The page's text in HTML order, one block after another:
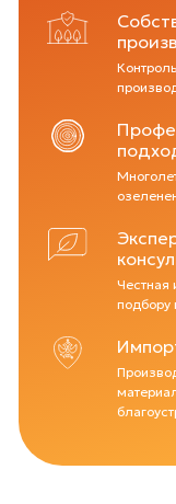
Честная
подбору